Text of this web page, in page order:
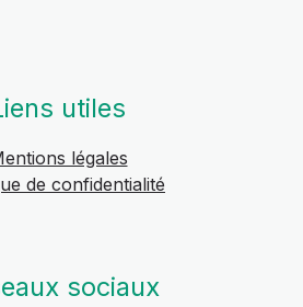
utiles
légales
de confidentialité
sociaux